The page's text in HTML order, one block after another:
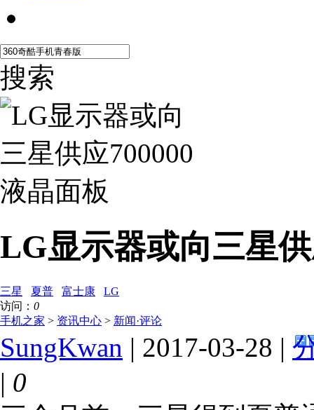
搜索
LG显示器或向三星
三星 夏普 富士康
LG
访问： 0
手机之家 > 资讯中心 > 新闻·评论
SungKwan | 2017-03-28 |
| 0